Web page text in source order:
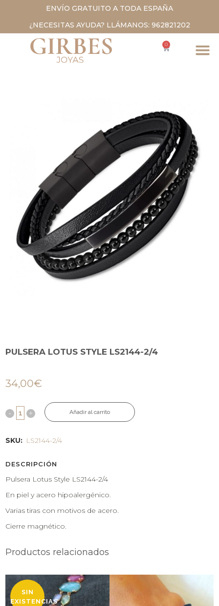
ENVÍO GRATUITO A TODA ESPAÑA
¿NECESITAS AYUDA? LLÁMANOS: 962821202
0
PULSERA LOTUS STYLE LS2144-2/4
34,00€
Añadir al carrito
SKU: LS2144-2/4
DESCRIPCIÓN
Pulsera Lotus Style LS2144-2/4
En piel y acero hipoalergénico.
Varias tiras con motivos de acero.
Cierre magnético.
Productos relacionados
SIN
EXISTENCIAS